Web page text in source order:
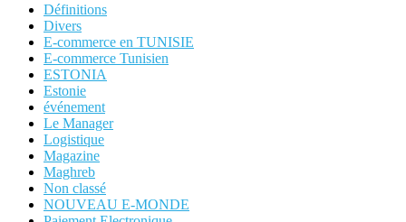
Définitions
Divers
E-commerce en TUNISIE
E-commerce Tunisien
ESTONIA
Estonie
événement
Le Manager
Logistique
Magazine
Maghreb
Non classé
NOUVEAU E-MONDE